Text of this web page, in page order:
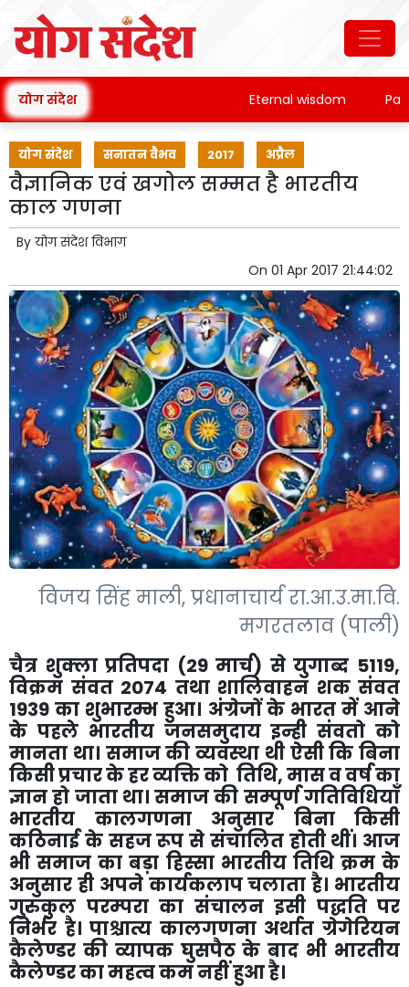
योग संदेश Eternal wisdom
योग संदेश सनातन वैभव 2017 अप्रैल
वैज्ञानिक एवं खगोल सम्मत है भारतीय
काल गणना
By योग संदेश विभाग
On 01 Apr 2017 21:44:02
विजय सिंह माली, प्रधानाचार्य रा.आ.उ.मा.वि.
मगरतलाव (पाली)
चैत्र शुक्ला प्रतिपदा (29 मार्च) से युगाब्द 5119,
विक्रम संवत 2074 तथा शालिवाहन शक संवत
1939 का शुभारम्भ हुआ। अंग्रेजों के भारत में आने
के पहले भारतीय जनसमुदाय इन्ही संवतो को
मानता था। समाज की व्यवस्था थी ऐसी कि बिना
किसी प्रचार के हर व्यक्ति को तिथि, मास व वर्ष का
ज्ञान हो जाता था। समाज की सम्पूर्ण गतिविधियाँ
भारतीय कालगणना अनुसार बिना किसी
कठिनाई के सहज रूप से संचालित होती थीं। आज
भी समाज का बड़ा हिस्सा भारतीय तिथि क्रम के
अनुसार ही अपने कार्यकलाप चलाता है। भारतीय
गुरुकुल परम्परा का संचालन इसी पद्धति पर
निर्भर है। पाश्चात्य कालगणना अर्थात ग्रेगेरियन
कैलेण्डर की व्यापक घुसपैठ के बाद भी भारतीय
कैलेण्डर का महत्व कम नहीं हुआ है।